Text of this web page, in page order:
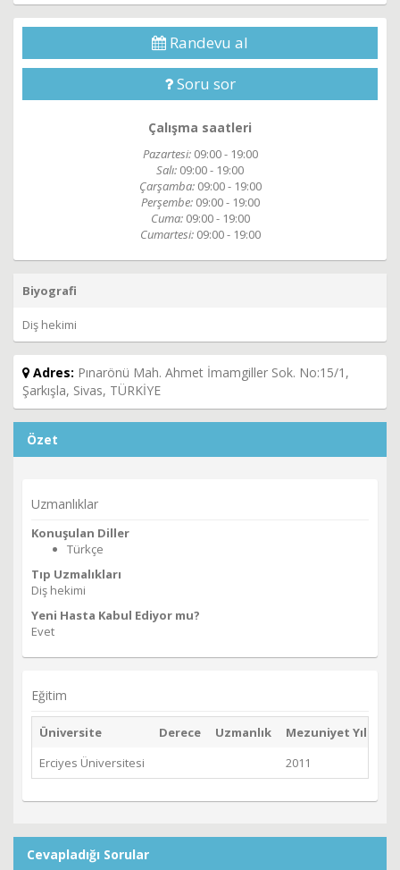
Randevu al
Soru sor
Çalışma saatleri
Pazartesi: 09:00 - 19:00
Salı: 09:00 - 19:00
Çarşamba: 09:00 - 19:00
Perşembe: 09:00 - 19:00
Cuma: 09:00 - 19:00
Cumartesi: 09:00 - 19:00
Biyografi
Diş hekimi
Adres: Pınarönü Mah. Ahmet İmamgiller Sok. No:15/1,
Şarkışla, Sivas, TÜRKİYE
Özet
Uzmanlıklar
Konuşulan Diller
Türkçe
Tıp Uzmalıkları
Diş hekimi
Yeni Hasta Kabul Ediyor mu?
Evet
Eğitim
Üniversite Derece Uzmanlık
Mezuniyet Yılı
Erciyes Üniversitesi
2011
Cevapladığı Sorular